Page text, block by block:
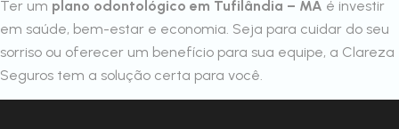
Ter um plano odontológico em Tufilândia – MA é investir
em saúde, bem-estar e economia. Seja para cuidar do seu
sorriso ou oferecer um benefício para sua equipe, a Clareza
Seguros tem a solução certa para você.